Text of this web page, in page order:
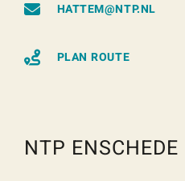
HATTEM@NTP.NL
PLAN ROUTE
NTP ENSCHEDE